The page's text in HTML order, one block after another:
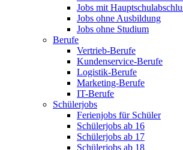
Jobs mit
Jobs ohne Ausbildung
Jobs ohne Studium
Berufe
Vertrieb-Berufe
Kundenservice-Berufe
Logistik-Berufe
Marketing-Berufe
IT-Berufe
Schülerjobs
Ferienjobs für Schüler
Schülerjobs ab 16
Schülerjobs ab 17
Schülerjobs ab 18